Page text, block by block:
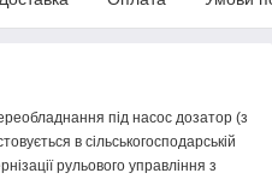
під насос дозатор (з
в сільськогосподарській
рульового управління з